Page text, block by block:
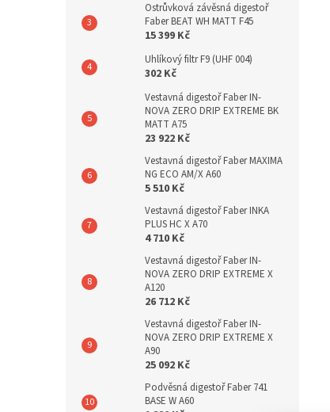
Ostrůvková závěsná digestoř
Faber BEAT WH MATT F45
15 399 Kč
Uhlíkový filtr F9 (UHF 004)
302 Kč
Vestavná digestoř Faber IN-
NOVA ZERO DRIP EXTREME BK
MATT A75
23 922 Kč
Vestavná digestoř Faber MAXIMA
NG ECO AM/X A60
5 510 Kč
Vestavná digestoř Faber INKA
PLUS HC X A70
4 710 Kč
Vestavná digestoř Faber IN-
NOVA ZERO DRIP EXTREME X
A120
26 712 Kč
Vestavná digestoř Faber IN-
NOVA ZERO DRIP EXTREME X
A90
25 092 Kč
Podvěsná digestoř Faber 741
BASE W A60